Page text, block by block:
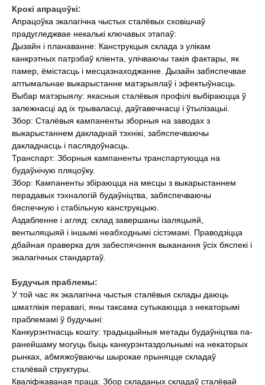
Крокі апрацоўкі:
Апрацоўка экалагічна чыстых сталёвых сховішчаў
прадугледжвае некалькі ключавых этапаў:
Дызайн і планаванне: Канструкцыя склада з улікам
канкрэтных патрэбаў кліента, улічваючы такія фактары, як
памер, ёмістасць і месцазнаходжанне. Дызайн забяспечвае
аптымальнае выкарыстанне матэрыялаў і эфектыўнасць.
Выбар матэрыялу: якасныя сталёвыя профілі выбіраюцца ў
залежнасці ад іх трываласці, даўгавечнасці і ўтылізацыі.
Збор: Сталёвыя кампаненты зборныя на заводах з
выкарыстаннем дакладнай тэхнікі, забяспечваючы
дакладнасць і паслядоўнасць.
Транспарт: Зборныя кампаненты транспартуюцца на
будаўнічую пляцоўку.
Збор: Кампаненты збіраюцца на месцы з выкарыстаннем
перадавых тэхналогій будаўніцтва, забяспечваючы
бяспечную і стабільную канструкцыю.
Аздабленне і агляд: склад завершаны ізаляцыяй,
вентыляцыяй і іншымі неабходнымі сістэмамі. Праводзіцца
дбайная праверка для забеспячэння выканання ўсіх бяспекі і
экалагічных стандартаў.
Будучыя праблемы:
У той час як экалагічна чыстыя сталёвыя склады даюць
шматлікія перавагі, яны таксама сутыкаюцца з некаторымі
праблемамі ў будучыні:
Канкурэнтнасць кошту: традыцыйныя метады будаўніцтва па-
ранейшаму могуць быць канкурэнтаздольнымі на некаторых
рынках, абмяжоўваючы шырокае прыняцце складаў
сталёвай структуры.
Кваліфікаваная праца: Збор складаных складаў сталёвай